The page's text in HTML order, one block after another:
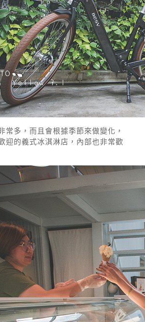
常多，而且會根據季節來做變化，
迎的義式冰淇淋店，內部也非常歡